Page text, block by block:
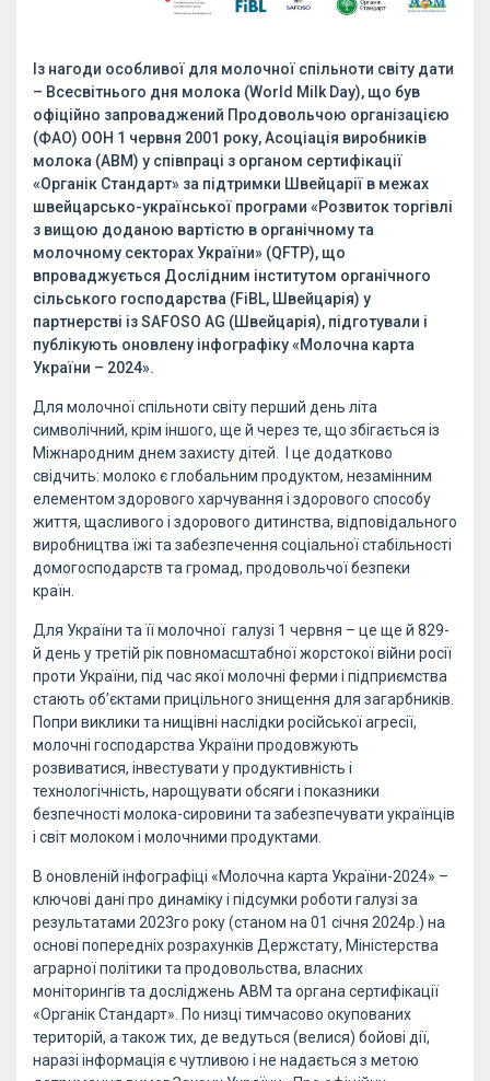
Із нагоди особливої для молочної спільноти світу дати
– Всесвітнього дня молока (World Milk Day), що був
офіційно запроваджений Продовольчою організацією
(ФАО) ООН 1 червня 2001 року, Асоціація виробників
молока (АВМ) у співпраці з органом сертифікації
«Органік Стандарт» за підтримки Швейцарії в межах
швейцарсько-української програми «Розвиток торгівлі
з вищою доданою вартістю в органічному та
молочному секторах України» (QFTP), що
впроваджується Дослідним інститутом органічного
сільського господарства (FiBL, Швейцарія) у
партнерстві із SAFOSO AG (Швейцарія), підготували і
публікують оновлену інфографіку «Молочна карта
України – 2024».
Для молочної спільноти світу перший день літа
символічний, крім іншого, ще й через те, що збігається із
Міжнародним днем захисту дітей. І це додатково
свідчить: молоко є глобальним продуктом, незамінним
елементом здорового харчування і здорового способу
життя, щасливого і здорового дитинства, відповідального
виробництва їжі та забезпечення соціальної стабільності
домогосподарств та громад, продовольчої безпеки
країн.
Для України та її молочної галузі 1 червня – це ще й 829-
й день у третій рік повномасштабної жорстокої війни росії
проти України, під час якої молочні ферми і підприємства
стають об’єктами прицільного знищення для загарбників.
Попри виклики та нищівні наслідки російської агресії,
молочні господарства України продовжують
розвиватися, інвестувати у продуктивність і
технологічність, нарощувати обсяги і показники
безпечності молока-сировини та забезпечувати українців
і світ молоком і молочними продуктами.
В оновленій інфографіці «Молочна карта України-2024» –
ключові дані про динаміку і підсумки роботи галузі за
результатами 2023го року (станом на 01 січня 2024р.) на
основі попередніх розрахунків Держстату, Міністерства
аграрної політики та продовольства, власних
моніторингів та досліджень АВМ та органа сертифікації
«Органік Стандарт». По низці тимчасово окупованих
територій, а також тих, де ведуться (велися) бойові дії,
наразі інформація є чутливою і не надається з метою